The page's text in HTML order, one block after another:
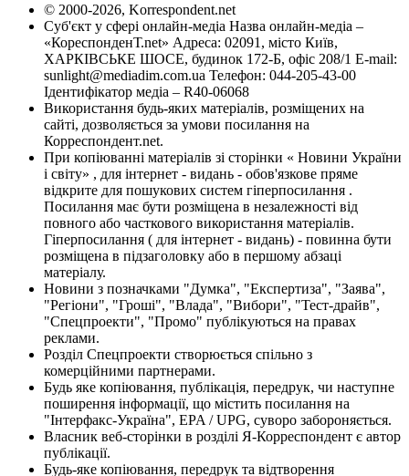
© 2000-2026, Korrespondent.net
Суб'єкт у сфері онлайн-медіа Назва онлайн-медіа –
«КореспонденТ.net» Адреса: 02091, місто Київ,
ХАРКІВСЬКЕ ШОСЕ, будинок 172-Б, офіс 208/1 E-mail:
sunlight@mediadim.com.ua Телефон: 044-205-43-00
Ідентифікатор медіа – R40-06068
Використання будь-яких матеріалів, розміщених на
сайті, дозволяється за умови посилання на
Корреспондент.net.
При копіюванні матеріалів зі сторінки « Новини України
і світу» , для інтернет - видань - обов'язкове пряме
відкрите для пошукових систем гіперпосилання .
Посилання має бути розміщена в незалежності від
повного або часткового використання матеріалів.
Гіперпосилання ( для інтернет - видань) - повинна бути
розміщена в підзаголовку або в першому абзаці
матеріалу.
Новини з позначками "Думка", "Експертиза", "Заява",
"Регіони", "Гроші", "Влада", "Вибори", "Тест-драйв",
"Спецпроекти", "Промо" публікуються на правах
реклами.
Розділ Спецпроекти створюється спільно з
комерційними партнерами.
Будь яке копіювання, публікація, передрук, чи наступне
поширення інформації, що містить посилання на
"Інтерфакс-Україна", EPA / UPG, суворо забороняється.
Власник веб-сторінки в розділі Я-Корреспондент є автор
публікації.
Будь-яке копіювання, передрук та відтворення